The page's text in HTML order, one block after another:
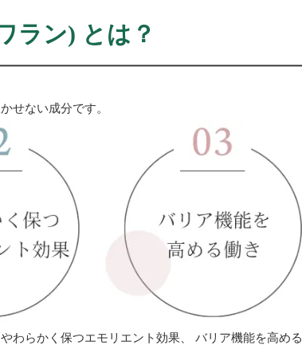
ラン) とは？
せない成分です。
わらかく保つエモリエント効果、 バリア機能を高める